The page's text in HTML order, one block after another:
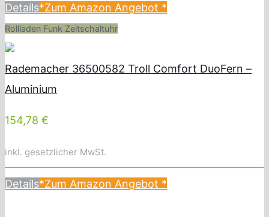
Details*Zum Amazon Angebot *
Rollladen Funk Zeitschaltuhr
Rademacher 36500582 Troll Comfort DuoFern –
Aluminium
154,78 €
inkl. gesetzlicher MwSt.
Details*Zum Amazon Angebot *